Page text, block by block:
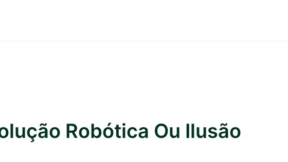
Robótica Ou Ilusão